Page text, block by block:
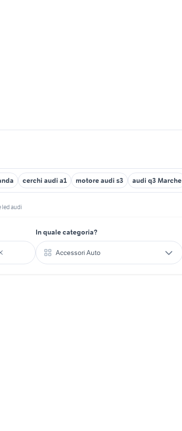
cerchi audi a1 motore audi s3 audi q3 Marche
led audi
In quale categoria?
Accessori Auto